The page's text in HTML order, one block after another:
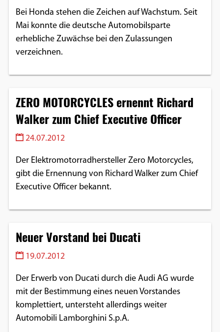
Bei Honda stehen die Zeichen auf Wachstum. Seit
Mai konnte die deutsche Automobilsparte
erhebliche Zuwächse bei den Zulassungen
verzeichnen.
ZERO MOTORCYCLES ernennt Richard
Walker zum Chief Executive Officer
24.07.2012
Der Elektromotorradhersteller Zero Motorcycles,
gibt die Ernennung von Richard Walker zum Chief
Executive Officer bekannt.
Neuer Vorstand bei Ducati
19.07.2012
Der Erwerb von Ducati durch die Audi AG wurde
mit der Bestimmung eines neuen Vorstandes
komplettiert, untersteht allerdings weiter
Automobili Lamborghini S.p.A.